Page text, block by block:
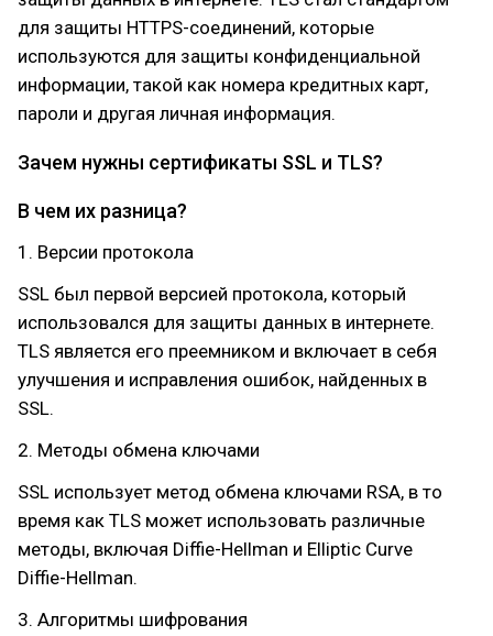
для защиты HTTPS-соединений, которые
используются для защиты конфиденциальной
информации, такой как номера кредитных карт,
пароли и другая личная информация.
Зачем нужны сертификаты SSL и TLS?
В чем их разница?
1. Версии протокола
SSL был первой версией протокола, который
использовался для защиты данных в интернете.
TLS является его преемником и включает в себя
улучшения и исправления ошибок, найденных в
SSL.
2. Методы обмена ключами
SSL использует метод обмена ключами RSA, в то
время как TLS может использовать различные
методы, включая Diffie-Hellman и Elliptic Curve
Diffie-Hellman.
3. Алгоритмы шифрования